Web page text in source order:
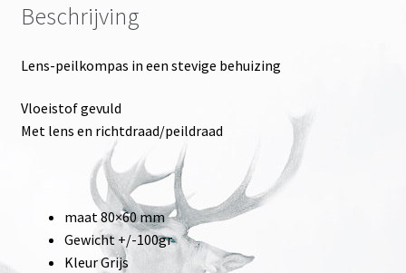
Beschrijving
Lens-peilkompas in een stevige behuizing
Vloeistof gevuld
Met lens en richtdraad/peildraad
maat 80×60 mm
Gewicht +/-100gr
Kleur Grijs